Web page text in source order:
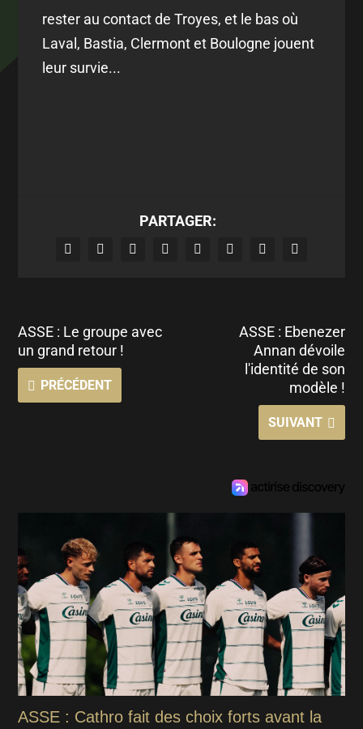
rester au contact de Troyes, et le bas où
Laval, Bastia, Clermont et Boulogne jouent
leur survie...
PARTAGER:
ASSE : Le groupe avec
un grand retour !
PRÉCÉDENT
ASSE : Ebenezer
Annan dévoile
l'identité de son
modèle !
SUIVANT
ASSE : Cathro fait des choix forts avant la